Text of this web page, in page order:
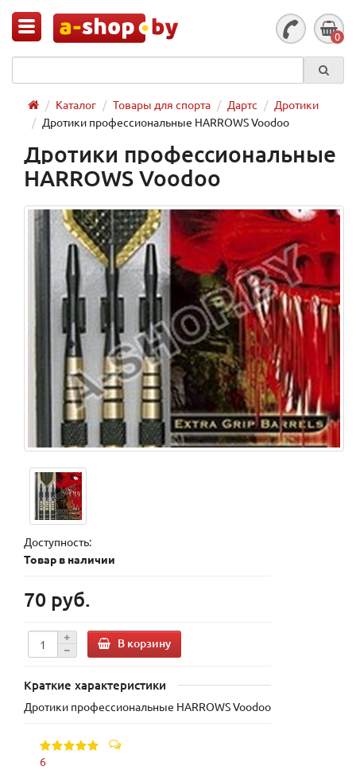
0
Каталог Товары для спорта Дартс
Дротики
Дротики профессиональные HARROWS Voodoo
Дротики профессиональные
HARROWS Voodoo
Доступность:
Товар в наличии
70 руб.
В корзину
Краткие характеристики
Дротики профессиональные HARROWS Voodoo
6